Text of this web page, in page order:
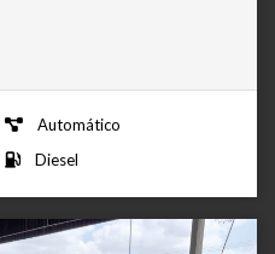
Automático
Diesel